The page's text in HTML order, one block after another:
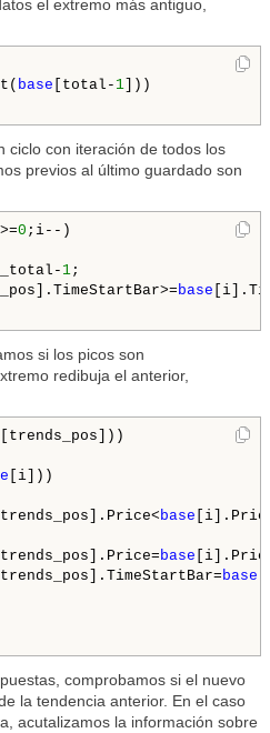
el extremo más antiguo,
base [total- 1 ]))
ciclo con iteración de todos los
previos al último guardado son
0 ;i--)
1;
base
si los picos son
redibuja el anterior,
[i]))
base
base
base
comprobamos si el nuevo
la tendencia anterior. En el caso
acutalizamos la información sobre